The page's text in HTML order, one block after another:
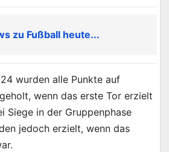
zu Fußball heute...
wurden alle Punkte auf
wenn das erste Tor erzielt
Siege in der Gruppenphase
jedoch erzielt, wenn das